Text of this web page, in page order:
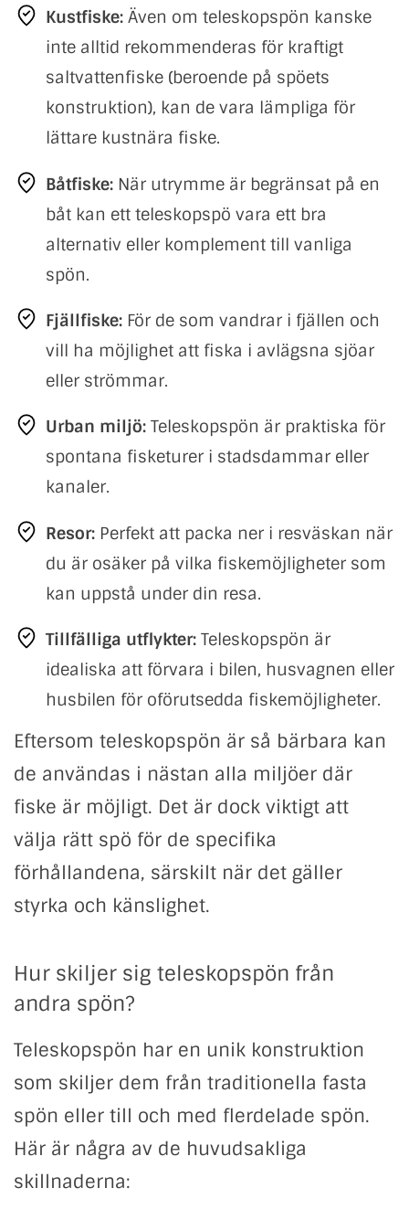
Kustfiske: Även om teleskopspön kanske
inte alltid rekommenderas för kraftigt
saltvattenfiske (beroende på spöets
konstruktion), kan de vara lämpliga för
lättare kustnära fiske.
Båtfiske: När utrymme är begränsat på en
båt kan ett teleskopspö vara ett bra
alternativ eller komplement till vanliga
spön.
Fjällfiske: För de som vandrar i fjällen och
vill ha möjlighet att fiska i avlägsna sjöar
eller strömmar.
Urban miljö: Teleskopspön är praktiska för
spontana fisketurer i stadsdammar eller
kanaler.
Resor: Perfekt att packa ner i resväskan när
du är osäker på vilka fiskemöjligheter som
kan uppstå under din resa.
Tillfälliga utflykter: Teleskopspön är
idealiska att förvara i bilen, husvagnen eller
husbilen för oförutsedda fiskemöjligheter.
Eftersom teleskopspön är så bärbara kan
de användas i nästan alla miljöer där
fiske är möjligt. Det är dock viktigt att
välja rätt spö för de specifika
förhållandena, särskilt när det gäller
styrka och känslighet.
Hur skiljer sig teleskopspön från
andra spön?
Teleskopspön har en unik konstruktion
som skiljer dem från traditionella fasta
spön eller till och med flerdelade spön.
Här är några av de huvudsakliga
skillnaderna: